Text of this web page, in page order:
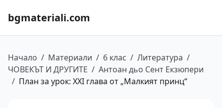
bgmateriali.com
Начало / Материали / 6 клас / Литература /
ЧОВЕКЪТ И ДРУГИТЕ / Антоан дьо Сент Екзюпери
/ План за урок: XXI глава от „Малкият принц“